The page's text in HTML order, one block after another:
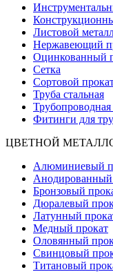
Листовой
Нержавеющий
Оцинкованный
Сетка
Сортовой
Труба стальная
Трубопроводная
Фитинги для
ЦВЕТНОЙ
Алюминиевый
Бронзовый
Дюралевый
Латунный
Медный прокат
Оловянный
Свинцовый
Титановый